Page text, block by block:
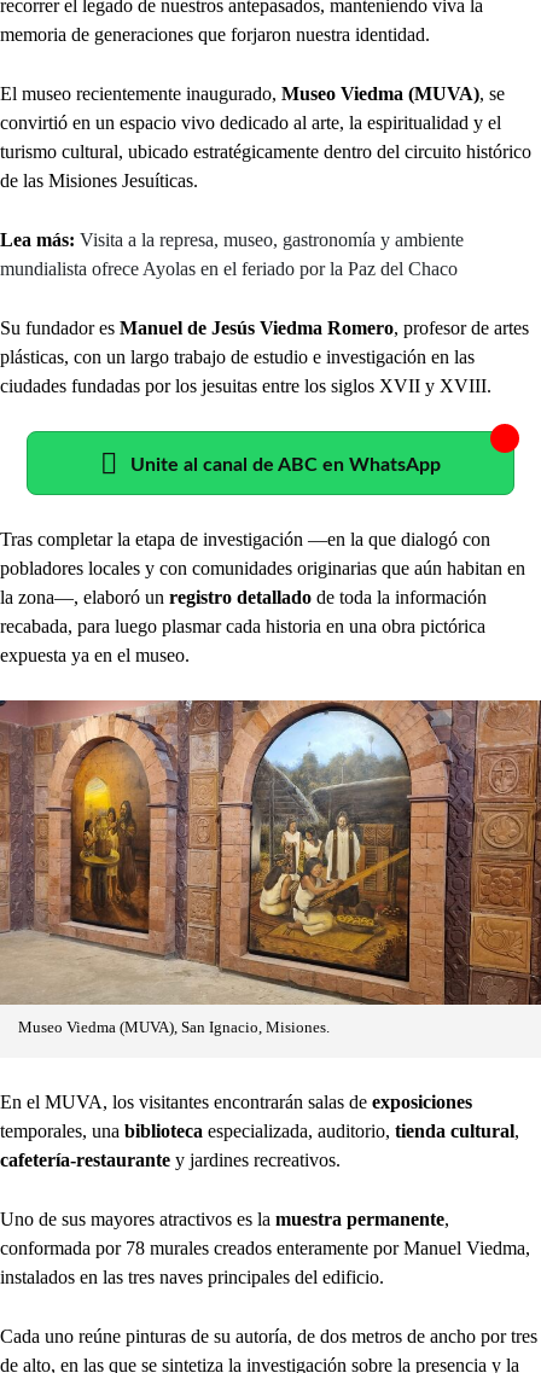
recorrer el legado de nuestros antepasados, manteniendo viva la
memoria de generaciones que forjaron nuestra identidad.
El museo recientemente inaugurado, Museo Viedma (MUVA), se
convirtió en un espacio vivo dedicado al arte, la espiritualidad y el
turismo cultural, ubicado estratégicamente dentro del circuito histórico
de las Misiones Jesuíticas.
Lea más: Visita a la represa, museo, gastronomía y ambiente
mundialista ofrece Ayolas en el feriado por la Paz del Chaco
Su fundador es Manuel de Jesús Viedma Romero, profesor de artes
plásticas, con un largo trabajo de estudio e investigación en las
ciudades fundadas por los jesuitas entre los siglos XVII y XVIII.
Unite al canal de ABC en WhatsApp
Tras completar la etapa de investigación —en la que dialogó con
pobladores locales y con comunidades originarias que aún habitan en
la zona—, elaboró un registro detallado de toda la información
recabada, para luego plasmar cada historia en una obra pictórica
expuesta ya en el museo.
Museo Viedma (MUVA), San Ignacio, Misiones.
En el MUVA, los visitantes encontrarán salas de exposiciones
temporales, una biblioteca especializada, auditorio, tienda cultural,
cafetería-restaurante y jardines recreativos.
Uno de sus mayores atractivos es la muestra permanente,
conformada por 78 murales creados enteramente por Manuel Viedma,
instalados en las tres naves principales del edificio.
Cada uno reúne pinturas de su autoría, de dos metros de ancho por tres
de alto, en las que se sintetiza la investigación sobre la presencia y la